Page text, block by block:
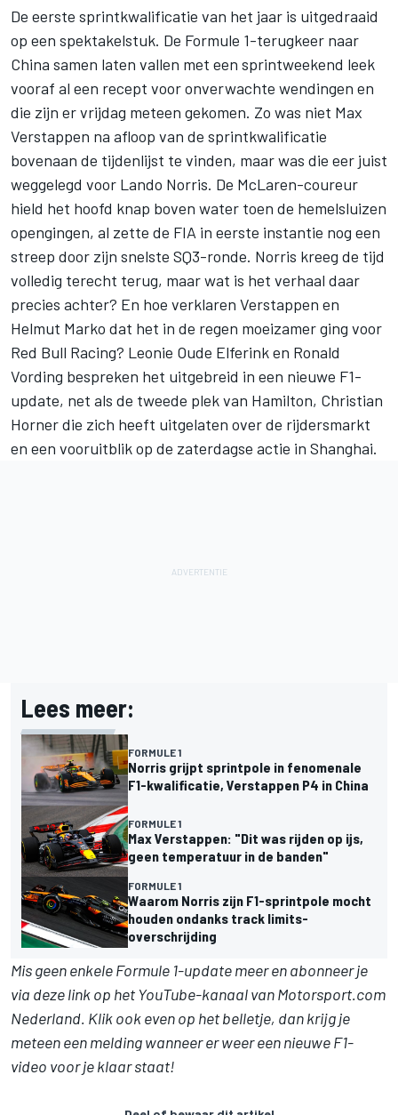
De eerste sprintkwalificatie van het jaar is uitgedraaid
op een spektakelstuk. De Formule 1-terugkeer naar
China samen laten vallen met een sprintweekend leek
vooraf al een recept voor onverwachte wendingen en
die zijn er vrijdag meteen gekomen. Zo was niet Max
Verstappen na afloop van de sprintkwalificatie
bovenaan de tijdenlijst te vinden, maar was die eer juist
weggelegd voor Lando Norris. De McLaren-coureur
hield het hoofd knap boven water toen de hemelsluizen
opengingen, al zette de FIA in eerste instantie nog een
streep door zijn snelste SQ3-ronde. Norris kreeg de tijd
volledig terecht terug, maar wat is het verhaal daar
precies achter? En hoe verklaren Verstappen en
Helmut Marko dat het in de regen moeizamer ging voor
Red Bull Racing? Leonie Oude Elferink en Ronald
Vording bespreken het uitgebreid in een nieuwe F1-
update, net als de tweede plek van Hamilton, Christian
Horner die zich heeft uitgelaten over de rijdersmarkt
en een vooruitblik op de zaterdagse actie in Shanghai.
Lees meer:
FORMULE 1
Norris grijpt sprintpole in fenomenale
F1-kwalificatie, Verstappen P4 in China
FORMULE 1
Max Verstappen: "Dit was rijden op ijs,
geen temperatuur in de banden"
FORMULE 1
Waarom Norris zijn F1-sprintpole mocht
houden ondanks track limits-
overschrijding
Mis geen enkele Formule 1-update meer en abonneer je
via deze linkop het YouTube-kanaal van Motorsport.com
Nederland. Klik ook even op het belletje, dan krijg je
meteen een melding wanneer er weer een nieuwe F1-
video voor je klaar staat!